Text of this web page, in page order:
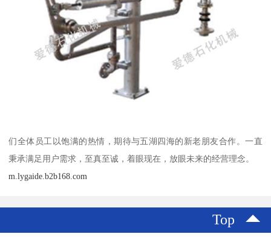
们全体员工以饱满的热情，期待与五湖四海的新老朋友合作。一直
秉承满足用户需求，至真至诚，着眼现在，放眼未来的经营理念。
m.lygaide.b2b168.com
Top